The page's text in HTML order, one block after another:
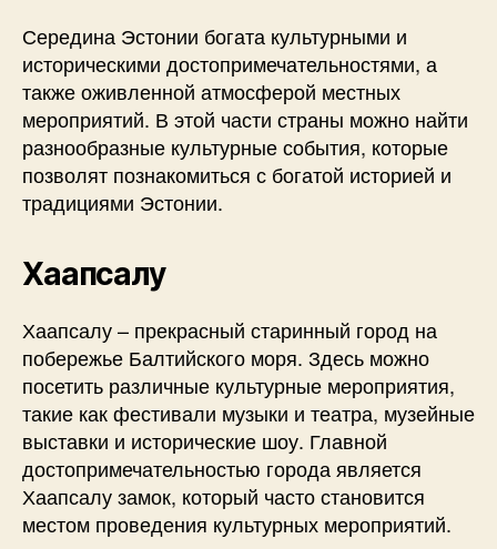
Середина Эстонии богата культурными и
историческими достопримечательностями, а
также оживленной атмосферой местных
мероприятий. В этой части страны можно найти
разнообразные культурные события, которые
позволят познакомиться с богатой историей и
традициями Эстонии.
Хаапсалу
Хаапсалу – прекрасный старинный город на
побережье Балтийского моря. Здесь можно
посетить различные культурные мероприятия,
такие как фестивали музыки и театра, музейные
выставки и исторические шоу. Главной
достопримечательностью города является
Хаапсалу замок, который часто становится
местом проведения культурных мероприятий.